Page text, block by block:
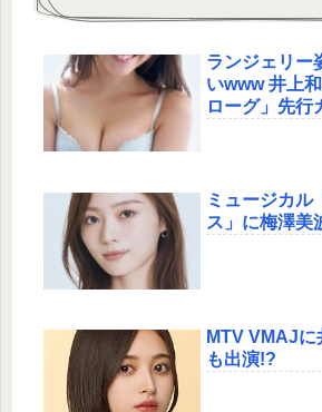
ランジェリー
いwww 井上
ローグ」先行
ミュージカル
ス」に梅澤美
MTV VMAJ
も出演!?